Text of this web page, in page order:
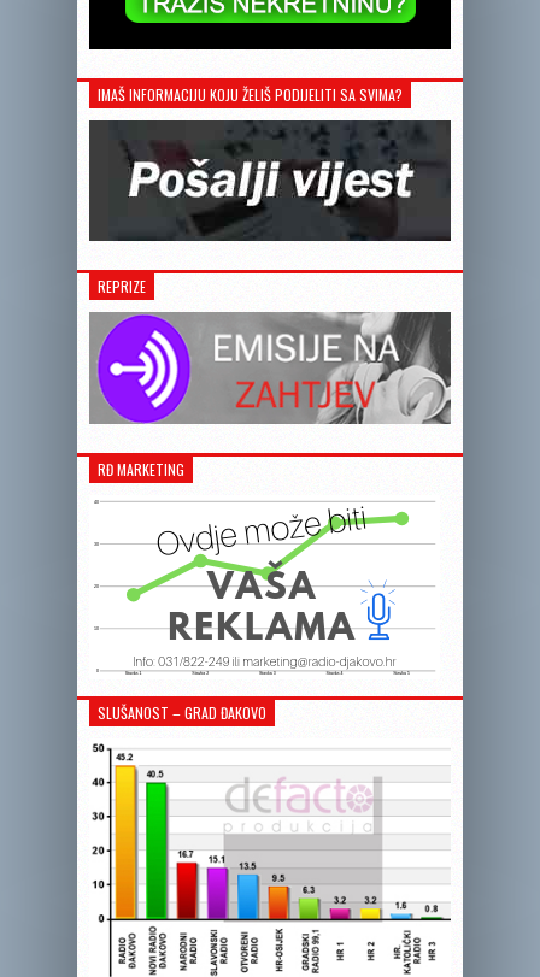
IMAŠ INFORMACIJU KOJU ŽELIŠ PODIJELITI SA SVIMA?
REPRIZE
RĐ MARKETING
SLUŠANOST – GRAD ĐAKOVO